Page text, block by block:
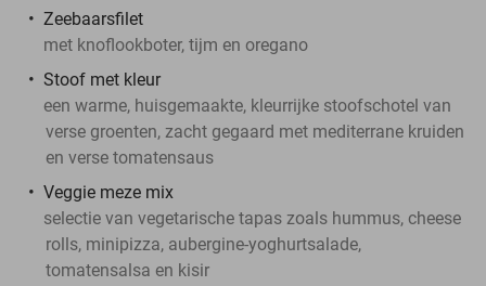
Zeebaarsfilet
met knoflookboter, tijm en oregano
Stoof met kleur
een warme, huisgemaakte, kleurrijke stoofschotel van
verse groenten, zacht gegaard met mediterrane kruiden
en verse tomatensaus
Veggie meze mix
selectie van vegetarische tapas zoals hummus, cheese
rolls, minipizza, aubergine-yoghurtsalade,
tomatensalsa en kisir